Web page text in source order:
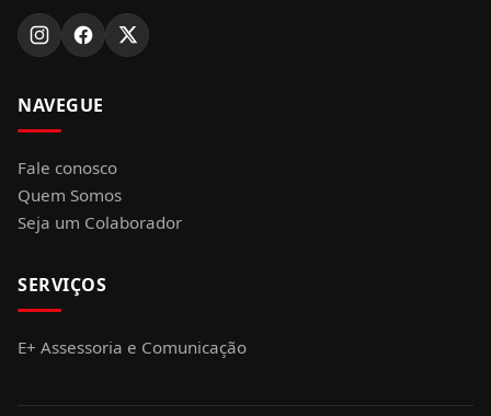
NAVEGUE
Fale conosco
Quem Somos
Seja um Colaborador
SERVIÇOS
E+ Assessoria e Comunicação